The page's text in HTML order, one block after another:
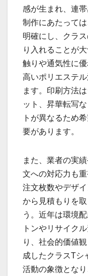
感が生まれ、連
制作にあたって
明確にし、クラ
り入れることが
触りや通気性に
高いポリエステ
ます。印刷方法
ット、昇華転写
トが異なるため
要があります。
また、業者の実
文への対応力も
注文枚数やデザ
から見積もりを
う。近年は環境
トンやリサイク
り、社会的価値
成したクラスTシ
活動の象徴とな